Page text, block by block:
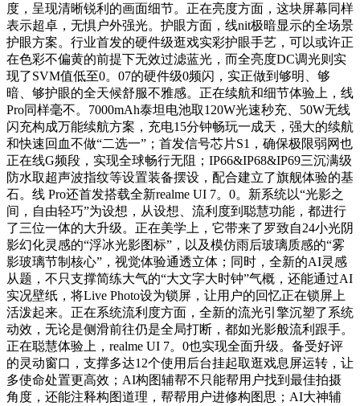
度，呈现清晰锐利的画面细节。正在亮度方面，这块屏幕同样
表示超卓，无惧户外强光。护眼方面，线nit极暗显示的全场景
护眼方案。行业首发的硬件级逛戏实彩护眼手艺，可以或许正
在色彩不偏黄的前提下无效过滤蓝光，而全亮度DC调光则实
现了SVM值低至0。07的硬件级0频闪，实正做到够明、够
暗、够护眼的全天候舒服不雅感。正在续航和细节体验上，线
Pro同样毫不。7000mAh泰坦电池取120W光速秒充、50W无线
闪充构成万能续航方案，充电15分钟畅玩一成天，强大的续航
和快速回血不做“二选一”；首发信号芯片S1，确保极限弱网也
正在线G频段，实现全球畅行无阻；IP66&IP68&IP69三沉满级
防水取超声波指纹等设置装备摆设，配合建立了旗舰体验的基
石。线 Pro还首发搭载全新realme UI 7。0。新系统以“光影之
间，自由轻巧”为设想，从设想、流利度到聪慧功能，都进行
了三位一体的大升级。正在美学上，它带来了罗致自24小光阴
影幻化灵感的“浮冰光影图标”，以及模仿雨后玻璃质感的“雾
影玻璃节制核心”，视觉体验通透立体；同时，全新的AI灵感
从题，不只支撑简练大气的“大文字大时钟”气概，还能通过AI
实况壁纸，将Live Photo设为锁屏，让用户的回忆正在锁屏上
活泼起来。正在系统流利度方面，全新的流光引擎沉塑了系统
动效，无论是侧滑前往仍是全局打断，都如光影般流利跟手。
正在聪慧体验上，realme UI 7。0也实现全面升级。备受好评
的灵动窗口，支撑多达12个使用后台挂起取逛戏息屏运转，让
多使命处置更高效；AI构图辅帮不只能帮用户找到最佳拍摄
角度，还能注释构图道理，帮帮用户进修构图思；AI大神辅